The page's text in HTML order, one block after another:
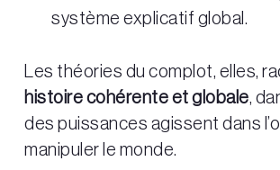
système explicatif global.
Les théories du complot, elles,
histoire cohérente et globale,
des puissances agissent dans
manipuler le monde.